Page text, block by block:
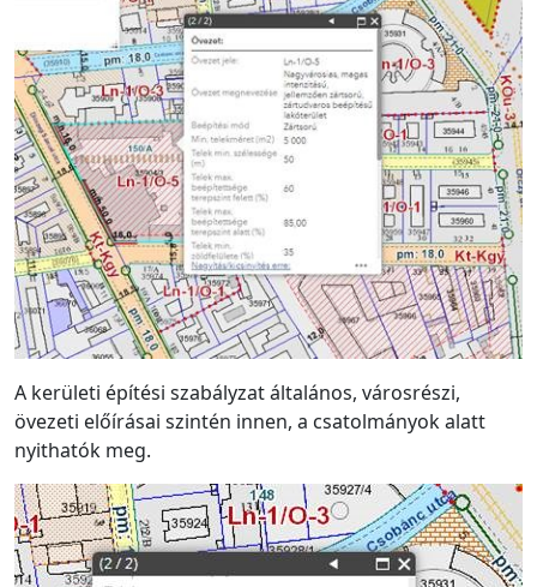
A kerületi építési szabályzat általános, városrészi,
övezeti előírásai szintén innen, a csatolmányok alatt
nyithatók meg.